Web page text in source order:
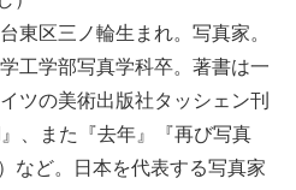
東区三ノ輪生まれ。写真家。
工学部写真学科卒。著書は一
ツの美術出版社タッシェン刊
、また『去年』『再び写真
など。日本を代表する写真家